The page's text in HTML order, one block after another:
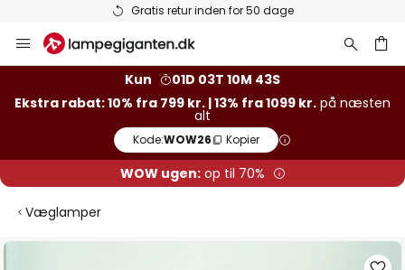
Gratis retur inden for 50 dage
to
Kun
01D 03T 10M 43S
Ekstra rabat: 10% fra 799 kr. | 13% fra 1099 kr. på næsten
alt
Kode:WOW26 Kopier
WOW ugen:op til 70%
Væglamper
Gå